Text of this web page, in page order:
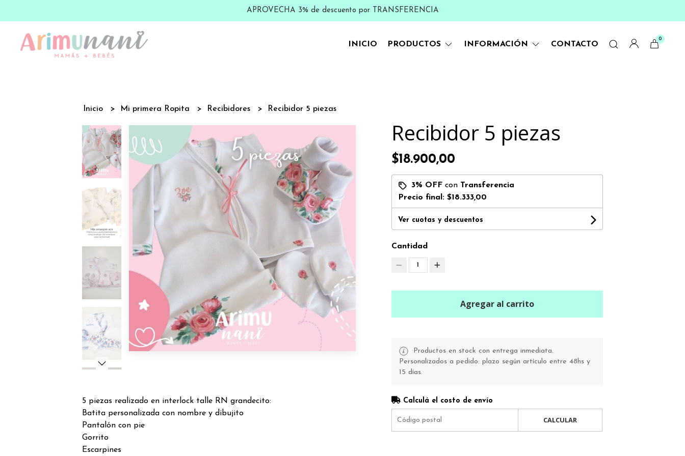
APROVECHA 3% de descuento por TRANSFERENCIA
INICIO PRODUCTOS INFORMACIÓN CONTACTO
0
Inicio Mi primera Ropita Recibidores Recibidor 5 piezas
5 piezas realizado en interlock talle RN grandecito:
Batita personalizada con nombre y dibujito
Pantalón con pie
Gorrito
Escarpines
Recibidor 5 piezas
$18.900,00
3% OFFcon Transferencia
Precio final: $18.333,00
Ver cuotas y descuentos
Cantidad
1
Agregar al carrito
Productos en stock con entrega inmediata.
Personalizados a pedido: plazo según artículo entre 48hs y
15 días.
Calculá el costo de envío
CALCULAR